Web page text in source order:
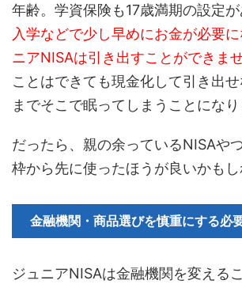
年齢。学資保険も17歳満期の設定が
入学などで少し早めにお金が必要
ニアNISAは引き出すことができませ
ことはできても現金化して引き出
までそこで眠ってしまうことになり
だったら、親の余っているNISAや
枠から先に使ったほうが良いかもし
金融機関・商品選びを慎重にする必
ジュニアNISAは金融機関を変える